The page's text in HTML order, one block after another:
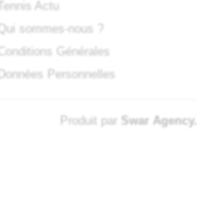
Tennis Actu
Qui sommes-nous ?
Conditions Générales
Données Personnelles
Produit par Swar Agency.